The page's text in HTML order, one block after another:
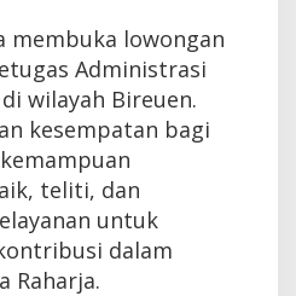
membuka lowongan
Administrasi
wilayah Bireuen.
kesempatan bagi
teliti, dan
untuk
dalam
Raharja.